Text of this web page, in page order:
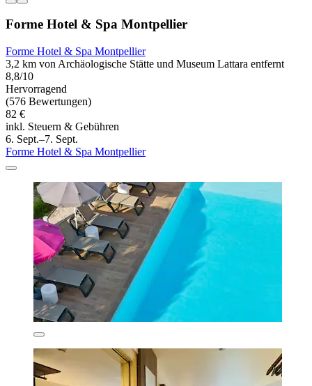
Forme Hotel & Spa Montpellier
Forme Hotel & Spa Montpellier
3,2 km von Archäologische Stätte und Museum Lattara entfernt
8,8/10
Hervorragend
(576 Bewertungen)
82 €
inkl. Steuern & Gebühren
6. Sept.–7. Sept.
Forme Hotel & Spa Montpellier